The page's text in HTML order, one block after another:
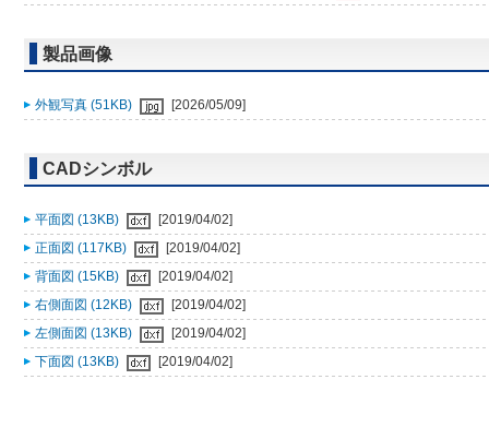
製品画像
外観写真 (51KB) [2026/05/09]
CADシンボル
平面図 (13KB)
[2019/04/02]
正面図 (117KB)
[2019/04/02]
背面図 (15KB)
[2019/04/02]
右側面図 (12KB)
[2019/04/02]
左側面図 (13KB)
[2019/04/02]
下面図 (13KB)
[2019/04/02]